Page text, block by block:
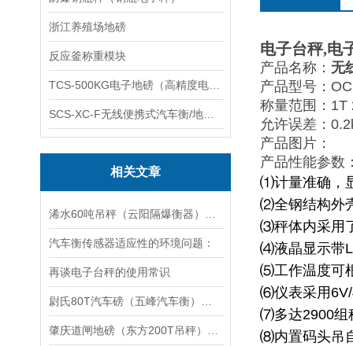
浙江养殖场地磅
反应釜称重模块
相关文章
汽车衡传感器适应性的环境问题：
再谈电子台秤的使用常识
电子台秤,电
产品名称： 无
产品型号：
称量范围：1T
允许误差：
产品图片：
产品性能参数
⑴计量准确，
⑵全钢结构外
⑶秤体内采用
⑷液晶显示带
⑸工作温度可
⑹仪表采用
⑺多达2900组
⑻内置码头吊